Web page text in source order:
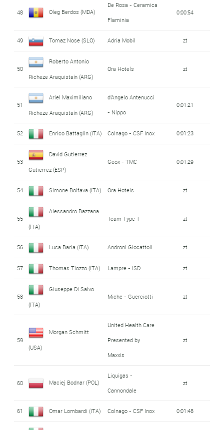
48 Oleg Berdos (MDA)
De Rosa - Ceramica
Flaminia
0:00:54
49 Tomaz Nose (SLO) Adria Mobil zt
50
Roberto Antonio
Richeze Araquistaín (ARG)
Ora Hotels zt
51
Ariel Maximiliano
Richeze Araquistaín (ARG)
d'Angelo Antenucci
- Nippo
0:01:21
52 Enrico Battaglin (ITA) Colnago - CSF Inox 0:01:23
53
David Gutierrez
Gutierrez (ESP)
Geox - TMC 0:01:29
54 Simone Boifava (ITA) Ora Hotels zt
55
Alessandro Bazzana
(ITA)
Team Type 1 zt
56 Luca Barla (ITA) Androni Giocattoli zt
57 Thomas Tiozzo (ITA) Lampre - ISD zt
58
Giuseppe Di Salvo
(ITA)
Miche - Guerciotti zt
59
Morgan Schmitt
(USA)
United Health Care
Presented by
Maxxis
zt
60 Maciej Bodnar (POL)
Liquigas -
Cannondale
zt
61 Omar Lombardi (ITA) Colnago - CSF Inox 0:01:48